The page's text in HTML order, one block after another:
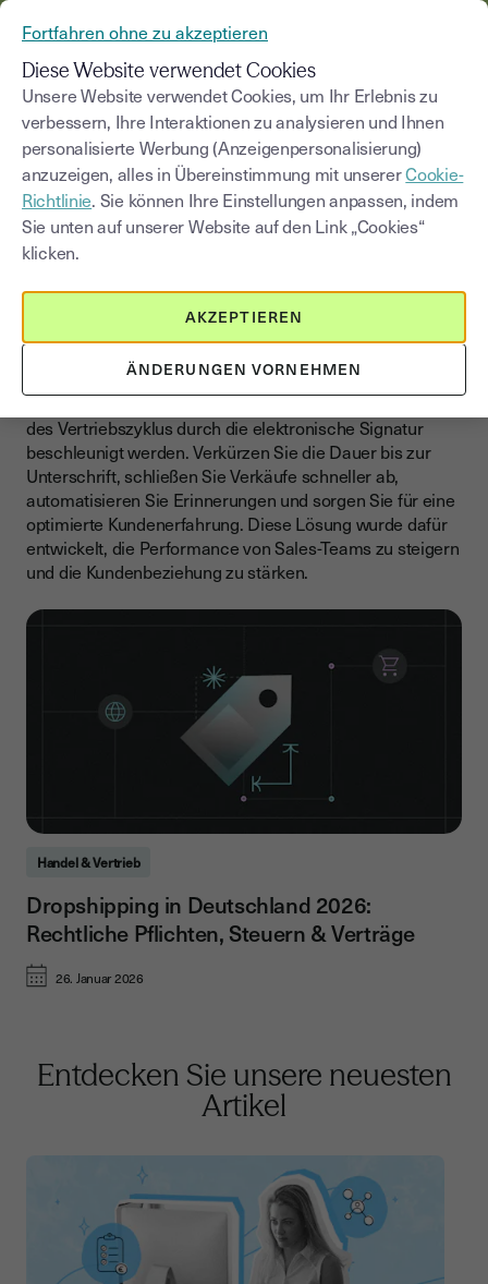
Blog|Branchen> Handel & Vertrieb
Kategorie auswählen Saisissez un terme
Handel & Vertrieb
Vertrieb beschleunigen und
Handelsbeziehungen
reibungsloser gestalten
Vom Angebot bis hin zur Bestellung kann jeder Schritt
des Vertriebszyklus durch die elektronische Signatur
beschleunigt werden. Verkürzen Sie die Dauer bis zur
Unterschrift, schließen Sie Verkäufe schneller ab,
automatisieren Sie Erinnerungen und sorgen Sie für eine
optimierte Kundenerfahrung. Diese Lösung wurde dafür
entwickelt, die Performance von Sales-Teams zu steigern
und die Kundenbeziehung zu stärken.
Handel & Vertrieb
26. Januar 2026
Dropshipping in Deutschland 2026:
Rechtliche Pflichten, Steuern & Verträge
Entdecken Sie unsere neuesten
Artikel
Fortfahren ohne zu akzeptieren
Diese Website verwendet Cookies
Unsere Website verwendet Cookies, um Ihr Erlebnis zu
verbessern, Ihre Interaktionen zu analysieren und Ihnen
personalisierte Werbung (Anzeigenpersonalisierung)
anzuzeigen, alles in Übereinstimmung mit unsererCookie-
Richtlinie. Sie können Ihre Einstellungen anpassen, indem
Sie unten auf unserer Website auf den Link „Cookies“
klicken.
ÄNDERUNGEN VORNEHMEN
AKZEPTIEREN